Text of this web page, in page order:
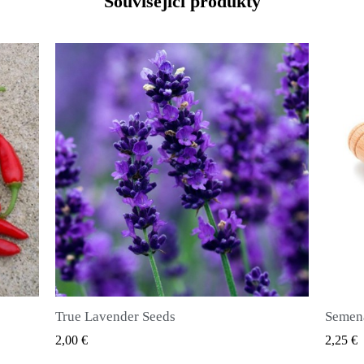
RYCHLÝ NÁHLED
Semena nového koření (Pimenta dioica)
2,25 € 2,50 €